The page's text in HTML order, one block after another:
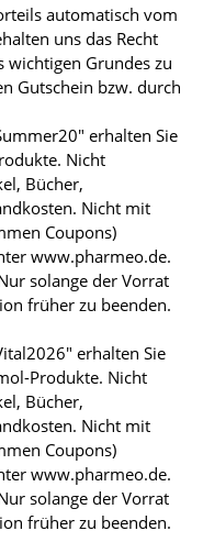
automatisch vom
uns das Recht
wichtigen Grundes zu
Gutschein bzw. durch
erhalten Sie
Nicht
Bücher,
Nicht mit
Coupons)
www.pharmeo.de.
solange der Vorrat
früher zu beenden.
erhalten Sie
Produkte. Nicht
Bücher,
Nicht mit
Coupons)
www.pharmeo.de.
solange der Vorrat
früher zu beenden.